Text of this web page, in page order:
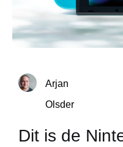
Arjan
Olsder
Dit is de